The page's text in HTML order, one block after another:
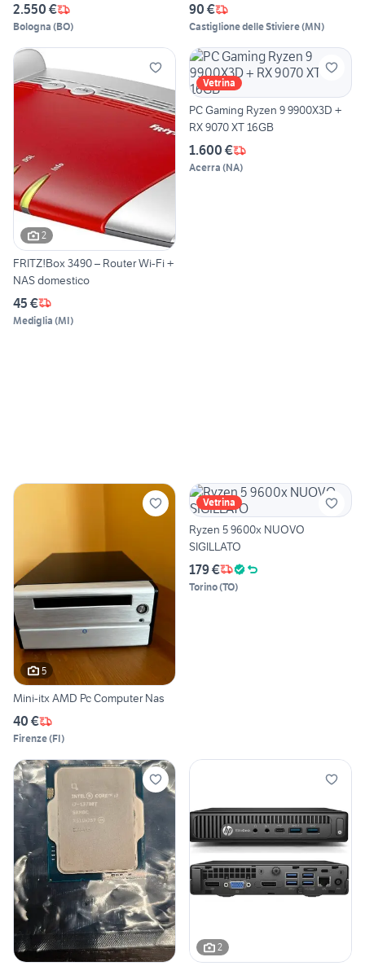
2.550 €
Bologna (BO)
90 €
Castiglione delle Stiviere(MN)
2
FRITZ!Box 3490 – Router Wi-Fi +
NAS domestico
45 €
Mediglia (MI)
Vetrina
PC Gaming Ryzen 9 9900X3D +
RX 9070 XT 16GB
1.600 €
Acerra (NA)
5
Mini-itx AMD Pc Computer Nas
40 €
Firenze(FI)
Vetrina
Ryzen 5 9600x NUOVO
SIGILLATO
179 €
Torino(TO)
2